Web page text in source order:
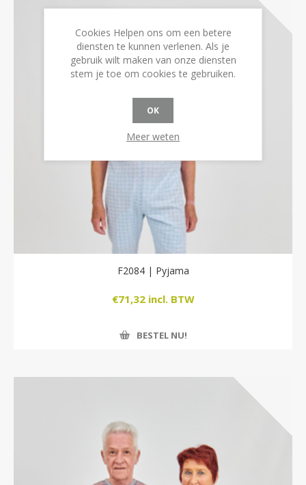
F2084 | Pyjama
€71,32 incl. BTW
BESTEL NU!
Cookies Helpen ons om een betere
diensten te kunnen verlenen. Als je
gebruik wilt maken van onze diensten
stem je toe om cookies te gebruiken.
OK
Meer weten